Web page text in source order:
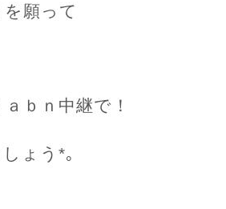
願って
ｂｎ中継で！
ょう*｡